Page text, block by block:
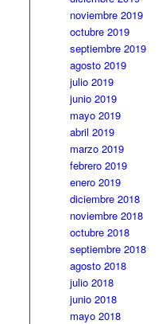
noviembre 2019
octubre 2019
septiembre 2019
agosto 2019
julio 2019
junio 2019
mayo 2019
abril 2019
marzo 2019
febrero 2019
enero 2019
diciembre 2018
noviembre 2018
octubre 2018
septiembre 2018
agosto 2018
julio 2018
junio 2018
mayo 2018